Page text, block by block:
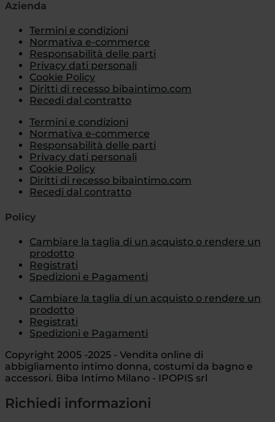
Azienda
Termini e condizioni
Normativa e-commerce
Responsabilità delle parti
Privacy dati personali
Cookie Policy
Diritti di recesso bibaintimo.com
Recedi dal contratto
Termini e condizioni
Normativa e-commerce
Responsabilità delle parti
Privacy dati personali
Cookie Policy
Diritti di recesso bibaintimo.com
Recedi dal contratto
Policy
Cambiare la taglia di un acquisto o rendere un
prodotto
Registrati
Spedizioni e Pagamenti
Cambiare la taglia di un acquisto o rendere un
prodotto
Registrati
Spedizioni e Pagamenti
Copyright 2005 -2025 - Vendita online di
abbigliamento intimo donna, costumi da bagno e
accessori. Biba Intimo Milano - IPOPIS srl
Richiedi informazioni